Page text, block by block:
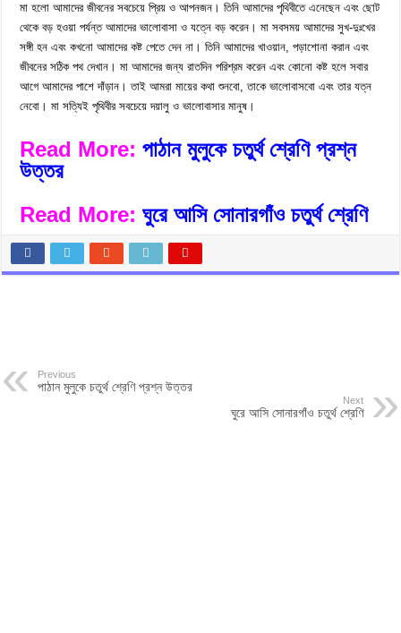
মা হলো আমাদের জীবনের সবচেয়ে প্রিয় ও আপনজন। তিনি আমাদের পৃথিবীতে এনেছেন এবং ছোট
থেকে বড় হওয়া পর্যন্ত আমাদের ভালোবাসা ও যত্নে বড় করেন। মা সবসময় আমাদের সুখ-দুঃখের
সঙ্গী হন এবং কখনো আমাদের কষ্ট পেতে দেন না। তিনি আমাদের খাওয়ান, পড়াশোনা করান এবং
জীবনের সঠিক পথ দেখান। মা আমাদের জন্য রাতদিন পরিশ্রম করেন এবং কোনো কষ্ট হলে সবার
আগে আমাদের পাশে দাঁড়ান। তাই আমরা মায়ের কথা শুনবো, তাকে ভালোবাসবো এবং তার যত্ন
নেবো। মা সত্যিই পৃথিবীর সবচেয়ে দয়ালু ও ভালোবাসার মানুষ।
Read More:পাঠান মুলুকে চতুর্থ শ্রেণি প্রশ্ন
উত্তর
Read More:ঘুরে আসি সোনারগাঁও চতুর্থ শ্রেণি
Previous
পাঠান মুলুকে চতুর্থ শ্রেণি প্রশ্ন উত্তর
Next
ঘুরে আসি সোনারগাঁও চতুর্থ শ্রেণি